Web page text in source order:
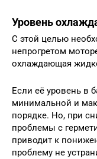
Уровень
С этой целью
непрогретом
охлаждающая
Если её уровень в
минимальной и
порядке. Но, при
проблемы с
приводит к
проблему не